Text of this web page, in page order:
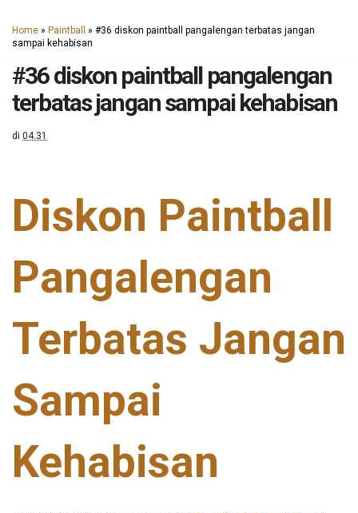
Home » Paintball » #36 diskon paintball pangalengan terbatas jangan
sampai kehabisan
#36 diskon paintball pangalengan
terbatas jangan sampai kehabisan
di 04.31
Diskon Paintball
Pangalengan
Terbatas Jangan
Sampai
Kehabisan